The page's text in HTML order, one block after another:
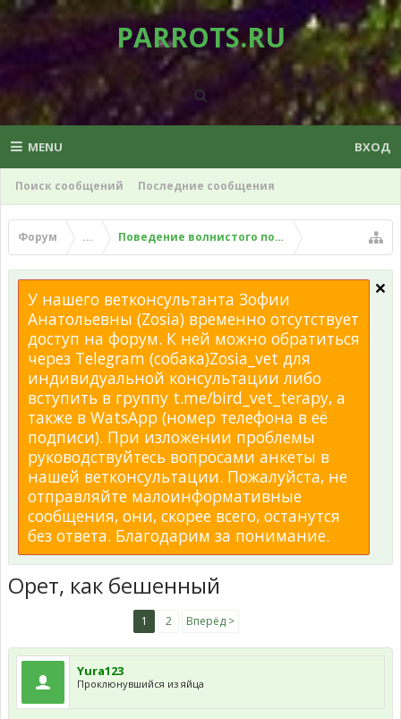
PARROTS.RU
MENU
Поиск сообщений Последние сообщения
ВХОД
Форум ... Поведение волнистого попугая
У нашего ветконсультанта Зофии
Анатольевны (Zosia) временно отсутствует
доступ на форум. К ней можно обратиться
через Telegram (собака)Zosia_vet для
индивидуальной консультации либо
вступить в группу t.me/bird_vet_terapy, а
также в WatsApp (номер телефона в её
подписи). При изложении проблемы
руководствуйтесь вопросами анкеты в
нашей ветконсультации. Пожалуйста, не
отправляйте малоинформативные
сообщения, они, скорее всего, останутся
без ответа. Благодарим за понимание.
Орет, как бешенный
1 2 Вперёд >
Yura123
Проклюнувшийся из яйца